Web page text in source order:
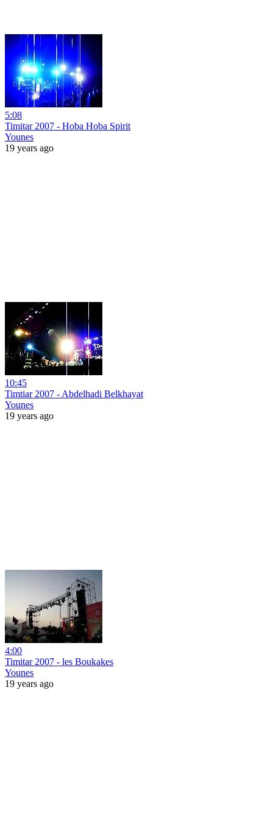
5:08
Timitar 2007 - Hoba Hoba Spirit
Younes
19 years ago
10:45
Timtiar 2007 - Abdelhadi Belkhayat
Younes
19 years ago
4:00
Timitar 2007 - les Boukakes
Younes
19 years ago